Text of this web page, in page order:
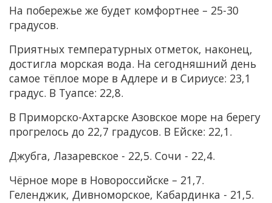
На побережье же будет комфортнее – 25-30
градусов.
Приятных температурных отметок, наконец,
достигла морская вода. На сегодняшний день
самое тёплое море в Адлере и в Сириусе: 23,1
градус. В Туапсе: 22,8.
В Приморско-Ахтарске Азовское море на берегу
прогрелось до 22,7 градусов. В Ейске: 22,1.
Джубга, Лазаревское - 22,5. Сочи - 22,4.
Чёрное море в Новороссийске – 21,7.
Геленджик, Дивноморское, Кабардинка - 21,5.